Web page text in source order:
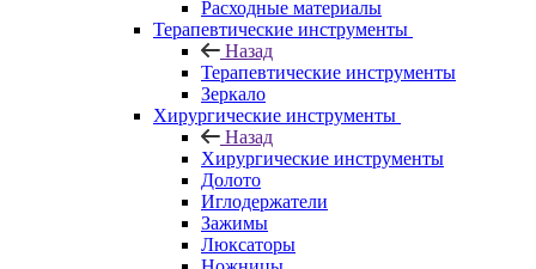
Расходные материалы
Терапевтические инструменты
Назад
Терапевтические инструменты
Зеркало
Хирургические инструменты
Назад
Хирургические инструменты
Долото
Иглодержатели
Зажимы
Люксаторы